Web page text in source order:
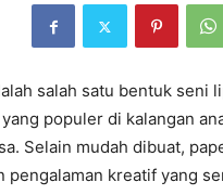
salah satu bentuk seni
populer di kalangan
Selain mudah dibuat,
pengalaman kreatif yang